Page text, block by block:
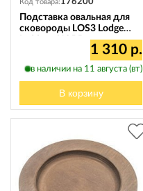
Подставка овальная для
сковороды LOS3 Lodge
1 310 р.
в наличии на 11 августа (вт)
В корзину